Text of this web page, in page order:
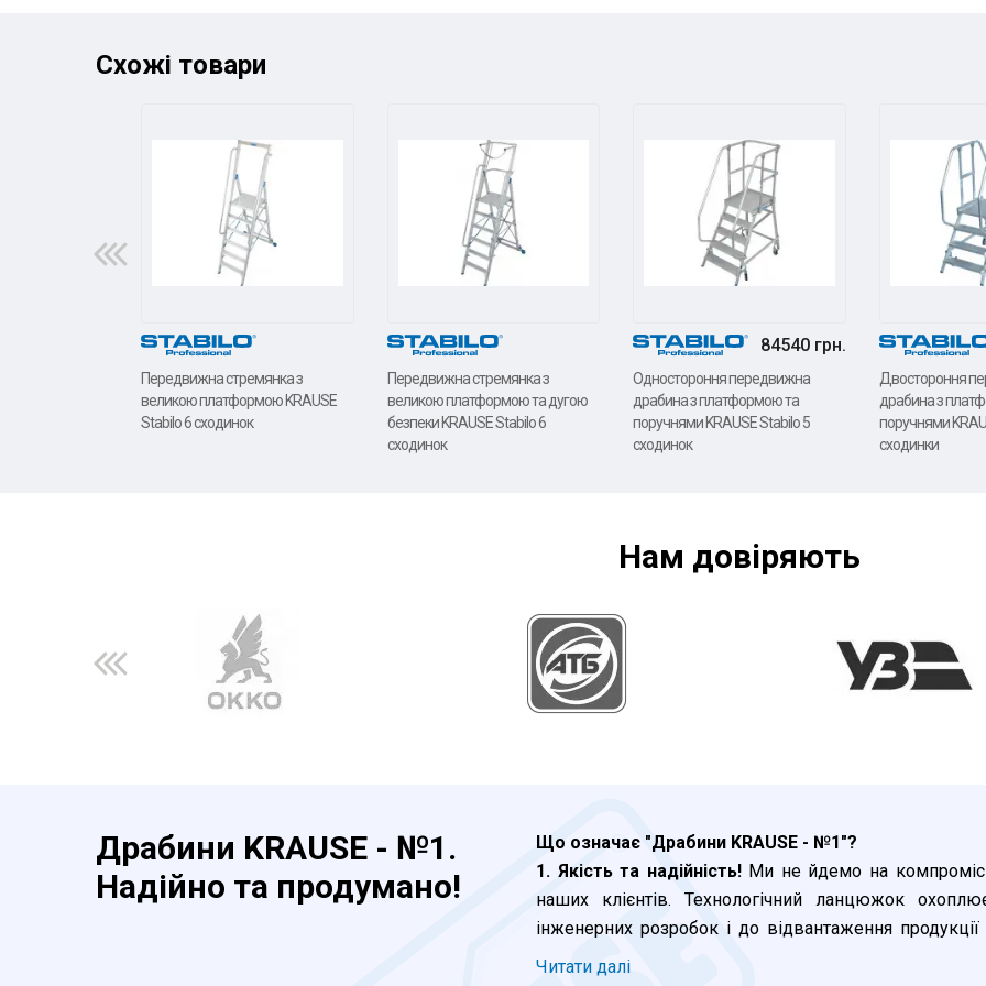
Схожі товари
Передвижна стремянка з
великою платформою KRAUSE
Stabilo 6 сходинок
Передвижна стремянка з
великою платформою та дугою
безпеки KRAUSE Stabilo 6
сходинок
84540 грн.
Одностороння передвижна
драбина з платформою та
поручнями KRAUSE Stabilo 5
сходинок
Двостороння
драбина з
поручнями
сходинки
Нам довiряють
Драбини KRAUSE - №1.
Надійно та продумано!
Що означає "Драбини KRAUSE - №1"?
1. Якість та надійність!Ми не йдемо на
наших клієнтів. Технологічний ланцюжок
інженерних розробок і до відвантаження
сертифікація в Німеччині. Але і це не все. Наш
Читати далi